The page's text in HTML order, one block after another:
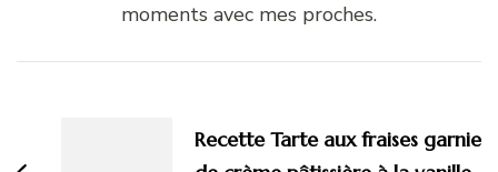
moments avec mes proches.
Recette Tarte aux fraises garnie